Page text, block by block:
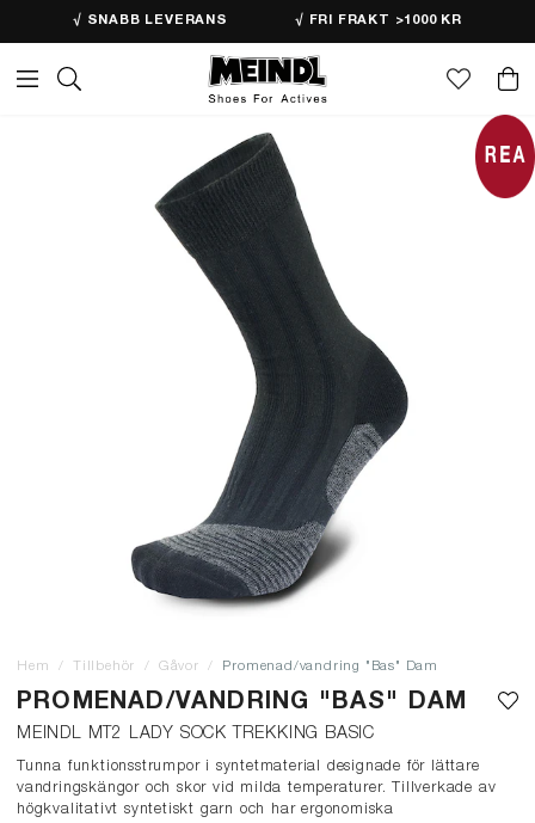
√ SNABB LEVERANS √ FRI FRAKT >1000 KR
Hem Tillbehör Gåvor Promenad/vandring "Bas" Dam
PROMENAD/VANDRING "BAS" DAM
MEINDL MT2 LADY SOCK TREKKING BASIC
Tunna funktionsstrumpor i syntetmaterial designade för lättare
vandringskängor och skor vid milda temperaturer. Tillverkade av
högkvalitativt syntetiskt garn och har ergonomiska